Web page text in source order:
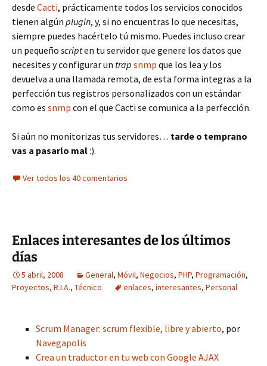
desde Cacti, prácticamente todos los servicios conocidos
tienen algún plugin, y, si no encuentras lo que necesitas,
siempre puedes hacértelo tú mismo. Puedes incluso crear
un pequeño scripten tu servidor que genere los datos que
necesites y configurar un trap snmp que los lea y los
devuelva a una llamada remota, de esta forma integras a la
perfección tus registros personalizados con un estándar
como es snmp con el que Cacti se comunica a la perfección.
Si aún no monitorizas tus servidores… tarde o temprano
vas a pasarlo mal:).
Ver todos los 40 comentarios
Enlaces interesantes de los últimos
días
5 abril, 2008 General, Móvil, Negocios, PHP, Programación,
Proyectos, R.I.A., Técnico enlaces, interesantes, Personal
Scrum Manager: scrum flexible, libre y abierto, por
Navegapolis
Crea un traductor en tu web con Google AJAX